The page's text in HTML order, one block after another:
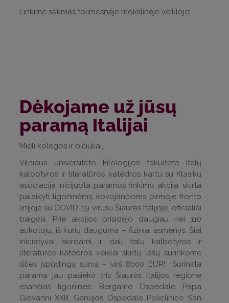
Linkime sėkmės tolimesnėje mokslinėje veikloje!
Dėkojame už jūsų
paramą Italijai
Mieli kolegos ir bičiuliai,
Vilniaus universiteto Filologijos fakulteto Italų
kalbotyros ir literatūros katedros kartu su Klasikų
asociacija inicijuota paramos rinkimo akcija, skirta
palaikyti ligoninėms, kovojančioms pirmoje fronto
linijoje su COVID-19 virusu Šiaurės Italijoje, oficialiai
baigėsi. Prie akcijos prisidėjo daugiau nei 110
aukotojų, iš kurių dauguma – fiziniai asmenys. Šiai
iniciatyvai skirdami ir dalį Italų kalbotyros ir
literatūros katedros veiklai skirtų lėšų surinkome
išties įspūdingą sumą – virš 8000 EUR! Surinkta
parama jau pasiekė tris Šiaurės Italijos regione
esančias ligonines: Bergamo Ospedale Papa
Giovanni XXIII, Genujos Ospedale Policlinico San